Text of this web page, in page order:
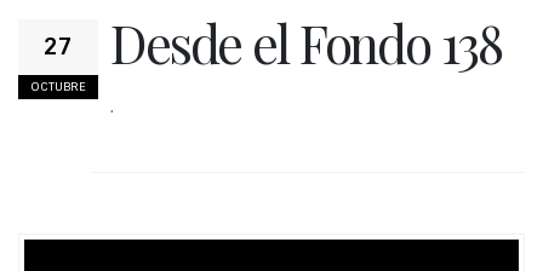
27
OCTUBRE
Desde el Fondo 138
.